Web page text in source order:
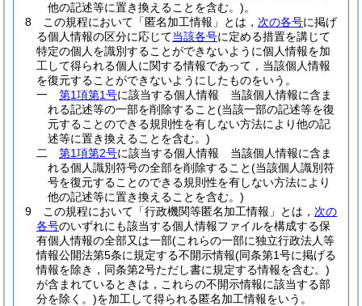
他の記述等に置き換えることを含む。)。
8
この規程において「匿名加工情報」とは， 次の各号に掲げ
る個人情報の区分に応じて当該各号に定める措置を講じて
特定の個人を識別することができないように個人情報を加
工して得られる個人に関する情報であって，当該個人情報
を復元することができないようにしたものをいう。
一
第1項第1号に該当する個人情報 当該個人情報に含ま
れる記述等の一部を削除すること(当該一部の記述等を復
元することのできる規則性を有しない方法により他の記
述等に置き換えることを含む。)
二
第1項第2号に該当する個人情報 当該個人情報に含ま
れる個人識別符号の全部を削除すること(当該個人識別符
号を復元することのできる規則性を有しない方法により
他の記述等に置き換えることを含む。)
9
この規程において「行政機関等匿名加工情報」とは， 次の
各号のいずれにも該当する個人情報ファイルを構成する保
有個人情報の全部又は一部(これらの一部に独立行政法人等
情報公開法第5条に規定する不開示情報(同条第1号に掲げる
情報を除き，同条第2号ただし書に規定する情報を含む。)
が含まれているときは，これらの不開示情報に該当する部
分を除く。)を加工して得られる匿名加工情報をいう。